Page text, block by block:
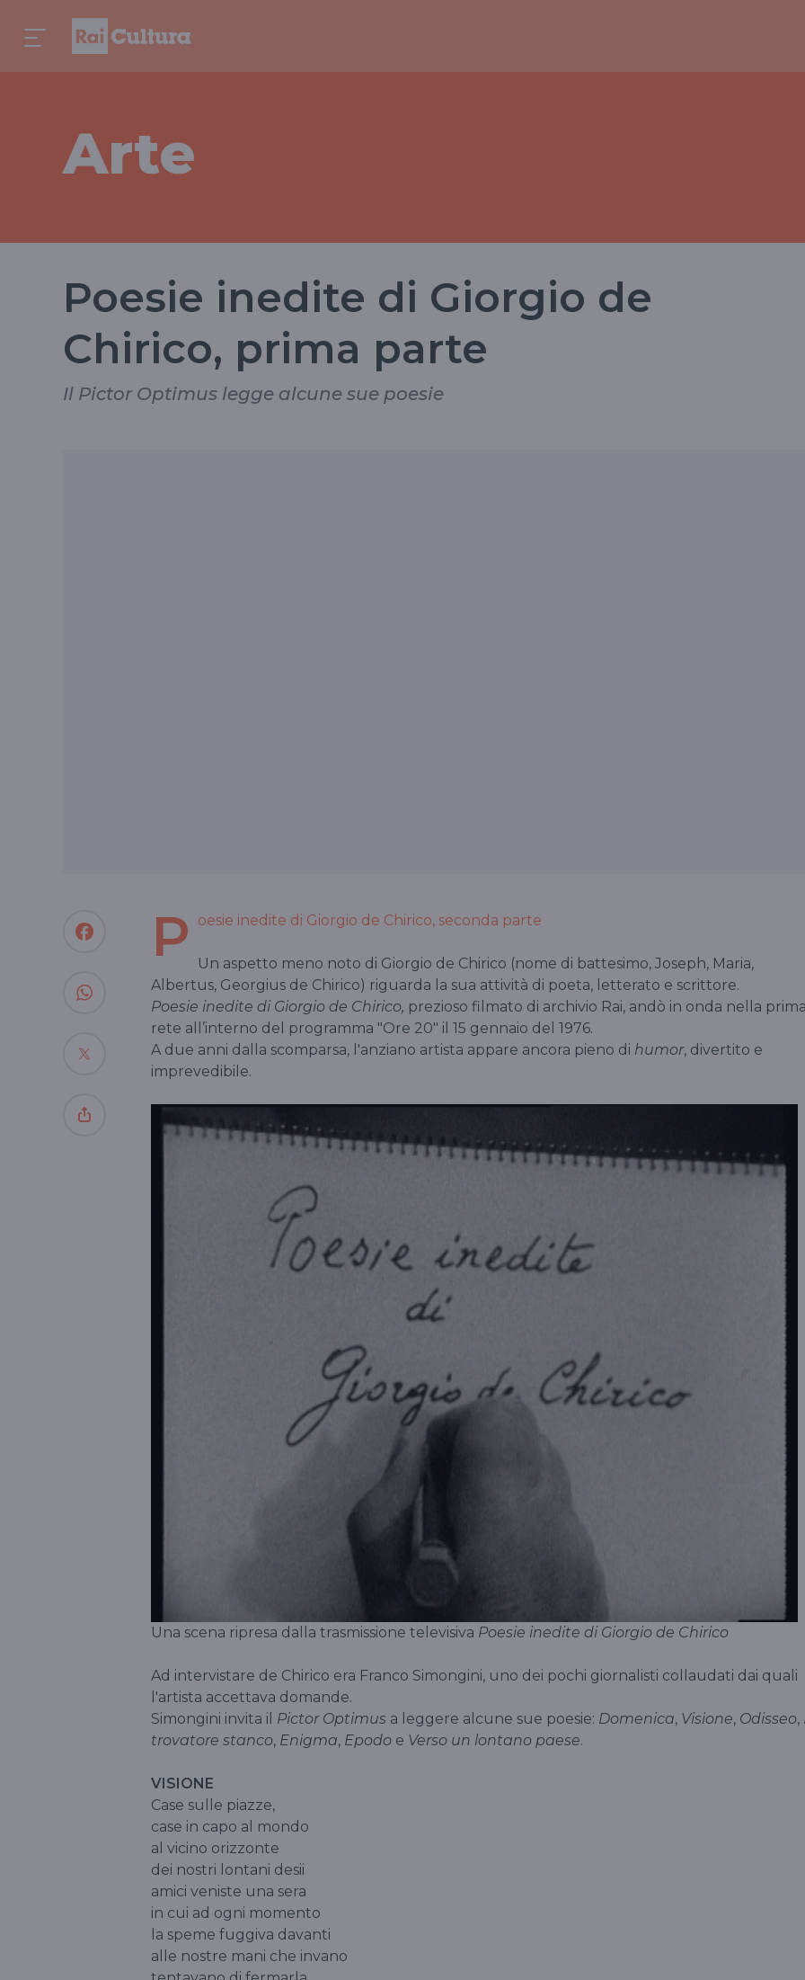
Arte
Poesie inedite di Giorgio de
Chirico, prima parte
Il Pictor Optimus legge alcune sue poesie
P oesie inedite di Giorgio de Chirico, seconda parte
Un aspetto meno noto di Giorgio de Chirico (nome di battesimo, Joseph, Maria,
Albertus, Georgius de Chirico) riguarda la sua attività di poeta, letterato e scrittore.
Poesie inedite di Giorgio de Chirico, prezioso filmato di archivio Rai, andò in onda nella
rete all’interno del programma "Ore 20" il 15 gennaio del 1976.
A due anni dalla scomparsa, l'anziano artista appare ancora pieno di humor, divertito e
imprevedibile.
Una scena ripresa dalla trasmissione televisiva Poesie inedite di Giorgio de Chirico
Ad intervistare de Chirico era Franco Simongini, uno dei pochi giornalisti collaudati dai quali
l'artista accettava domande.
Simongini invita il Pictor Optimus a leggere alcune sue poesie: Domenica, Visione, Odisseo,
trovatore stanco, Enigma, Epodo e Verso un lontano paese.
VISIONE
Case sulle piazze,
case in capo al mondo
al vicino orizzonte
dei nostri lontani desii
amici veniste una sera
in cui ad ogni momento
la speme fuggiva davanti
alle nostre mani che invano